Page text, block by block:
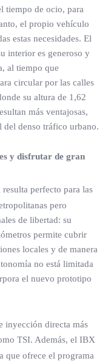
tiempo de ocio, para
el propio vehículo
estas necesidades. El
interior es generoso y
al tiempo que
circular por las calles
su altura de 1,62
más ventajosas,
del denso tráfico urbano.
y disfrutar de gran
perfecto para las
pero
de libertad: su
permite cubrir
locales y de manera
no está limitada
el nuevo prototipo
inyección directa más
TSI. Además, el IBX
que ofrece el programa